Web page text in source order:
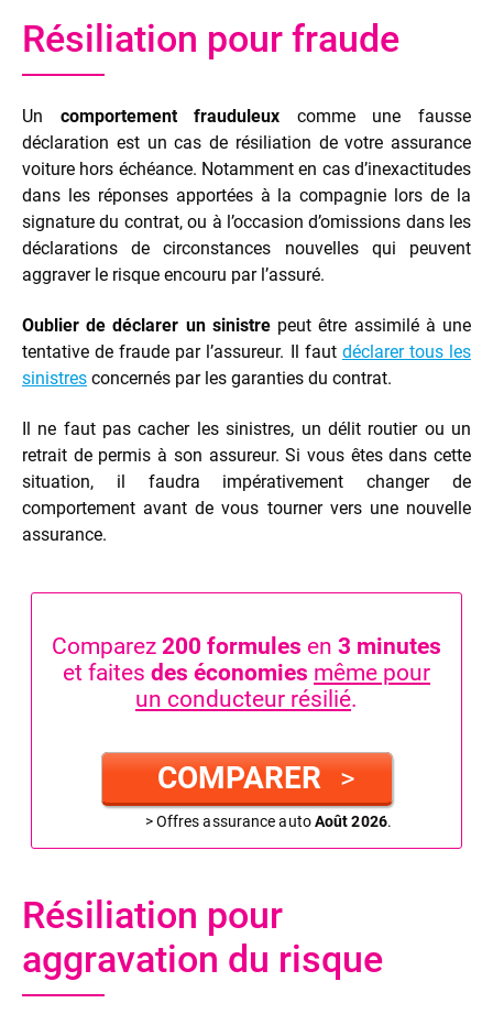
Résiliation pour fraude
Un comportement frauduleux comme une fausse
déclaration est un cas de résiliation de votre assurance
voiture hors échéance. Notamment en cas d’inexactitudes
dans les réponses apportées à la compagnie lors de la
signature du contrat, ou à l’occasion d’omissions dans les
déclarations de circonstances nouvelles qui peuvent
aggraver le risque encouru par l’assuré.
Oublier de déclarer un sinistrepeut être assimilé à une
tentative de fraude par l’assureur. Il faut déclarer tous les
sinistres concernés par les garanties du contrat.
Il ne faut pas cacher les sinistres, un délit routier ou un
retrait de permis à son assureur. Si vous êtes dans cette
situation, il faudra impérativement changer de
comportement avant de vous tourner vers une nouvelle
assurance.
Comparez 200 formules en 3 minutes
et faites des économies même pour
un conducteur résilié.
COMPARER >
> Offres assurance autoAoût 2026.
Résiliation pour
aggravation du risque